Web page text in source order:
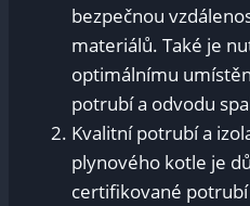
bezpečnou
materiálů. Také je
optimálnímu
potrubí a odvodu
Kvalitní potrubí a
plynového kotle je
certifikované